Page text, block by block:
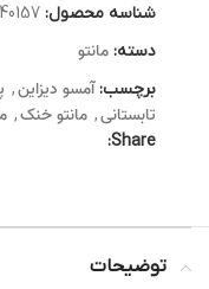
شناسه محصول: 1
دسته: مانتو
برچسب: آمسو دیزاین,
تابستانی, مانتو خنک,
Share:
توضیحات